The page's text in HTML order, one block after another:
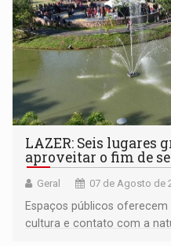
LAZER: Seis lugares
aproveitar o fim de
Geral 07 de Agosto de
Espaços públicos
cultura e contato com a